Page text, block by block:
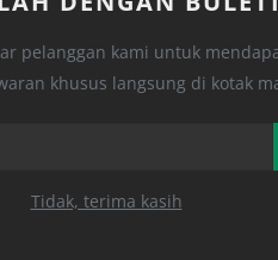
pelanggan kami untuk
khusus langsung di kotak
Tidak, terima kasih